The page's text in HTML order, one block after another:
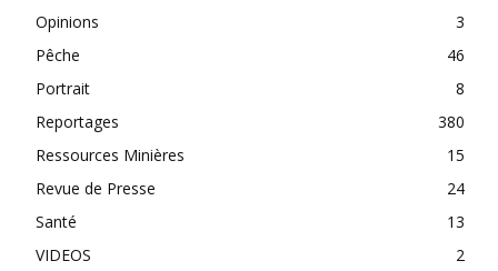
Opinions
3
Pêche
46
Portrait
8
Reportages
380
Ressources Minières
15
Revue de Presse
24
Santé
13
VIDEOS
2